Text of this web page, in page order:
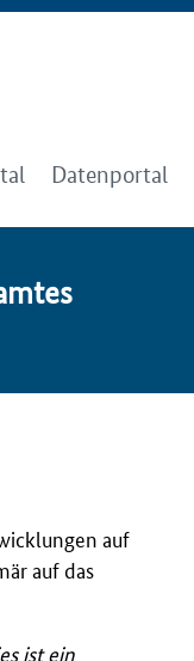
Datenportal
auf
auf das
ist ein